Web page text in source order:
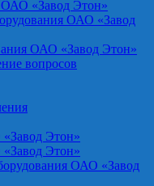
«Завод Этон»
ОАО «Завод
ОАО «Завод Этон»
вопросов
Этон»
Этон»
ОАО «Завод